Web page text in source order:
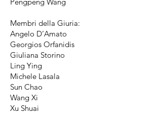
Membri della Giuria:
Angelo D’Amato
Georgios Orfanidis
Giuliana Storino
Ling Ying
Michele Lasala
Sun Chao
Wang Xi
​Xu Shuai